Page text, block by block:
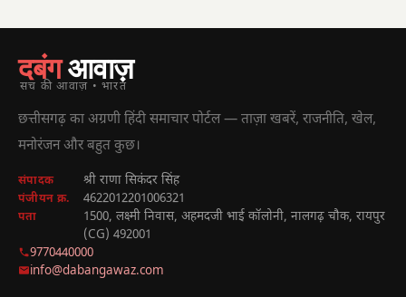
दबंगआवाज़
सच की आवाज़ • भारत
छत्तीसगढ़ का अग्रणी हिंदी समाचार पोर्टल — ताज़ा खबरें, राजनीति, खेल,
मनोरंजन और बहुत कुछ।
संपादक श्री राणा सिकंदर सिंह
पंजीयन क्र. 4622012201006321
पता
1500, लक्ष्मी निवास, अहमदजी भाई कॉलोनी, नालगढ़ चौक, रायपुर
(CG) 492001
9770440000
info@dabangawaz.com